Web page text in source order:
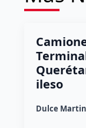
ileso
Dulce